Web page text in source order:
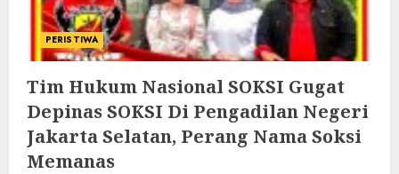
PERISTIWA
Tim Hukum Nasional SOKSI Gugat
Depinas SOKSI Di Pengadilan Negeri
Jakarta Selatan, Perang Nama Soksi
Memanas